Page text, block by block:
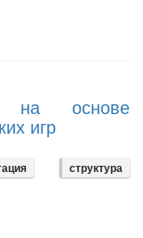
на основе
игр
структура